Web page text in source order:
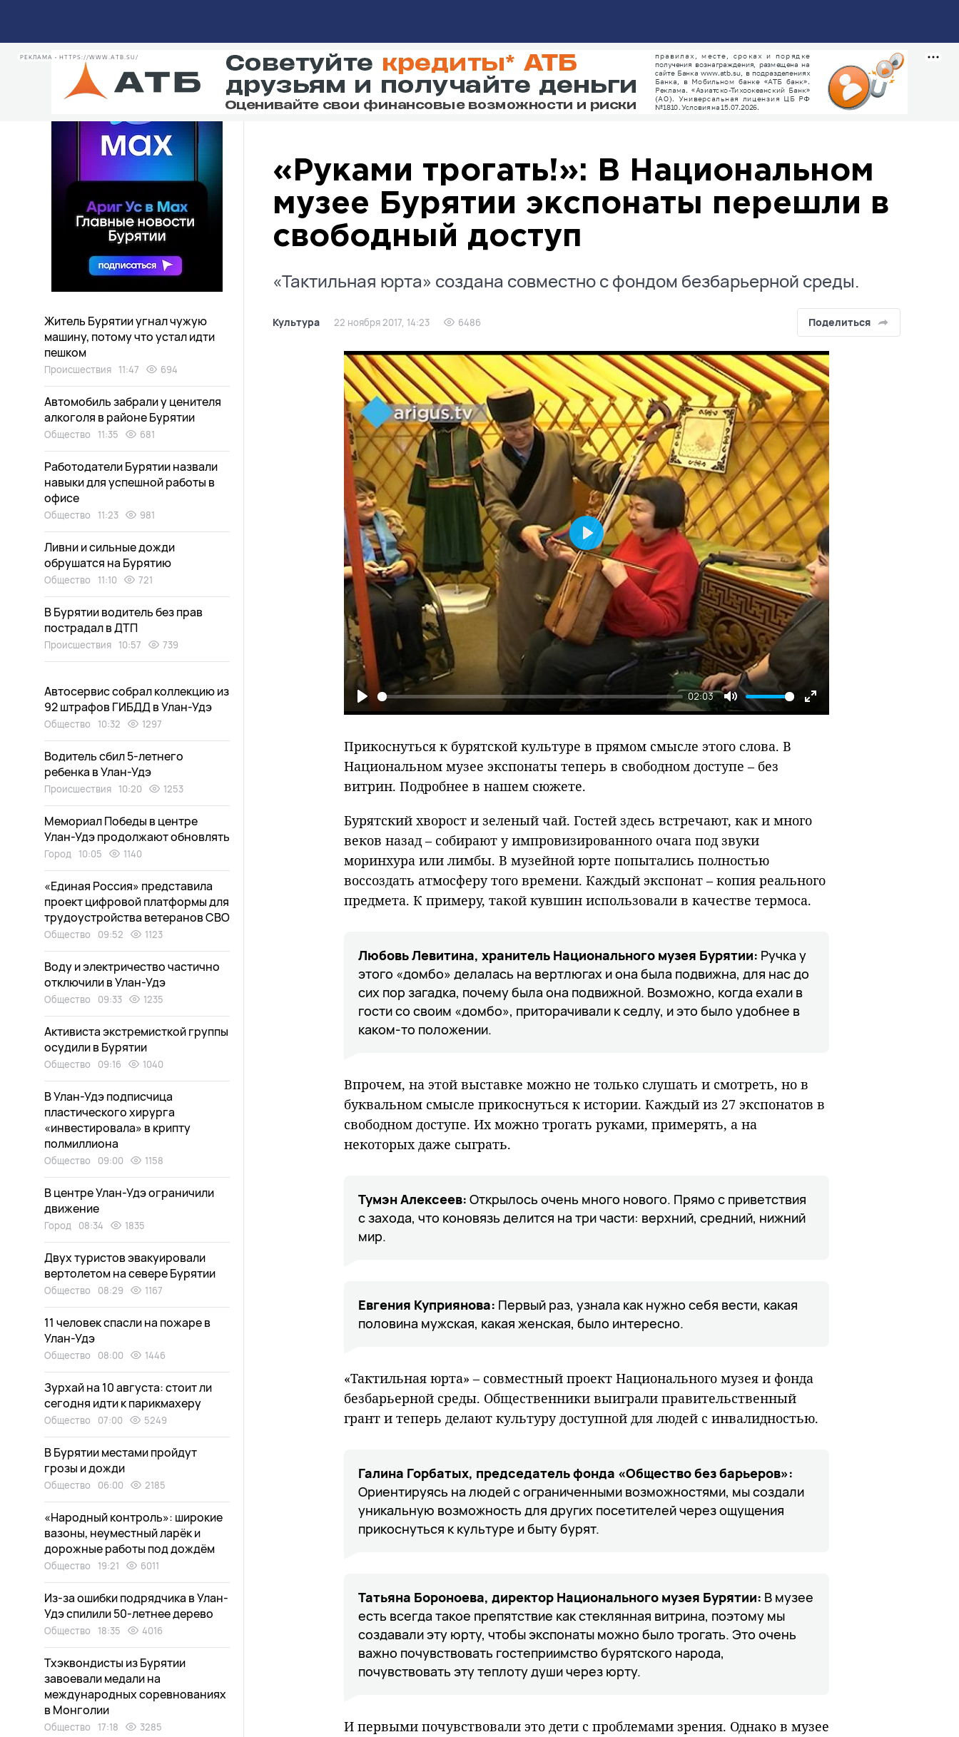
РЕКЛАМА • HTTPS://WWW.ATB.SU/
«Руками трогать!»: В Национальном
музее Бурятии экспонаты перешли в
свободный доступ
«Тактильная юрта» создана совместно с фондом безбарьерной среды.
Культура 22 ноября 2017, 14:23 6486 Поделиться
Play
02:03
Mute
Enter
Play
Прикоснуться к бурятской культуре в прямом смысле этого слова. В
Национальном музее экспонаты теперь в свободном доступе – без
витрин. Подробнее в нашем сюжете.
Бурятский хворост и зеленый чай. Гостей здесь встречают, как и много
веков назад – собирают у импровизированного очага под звуки
моринхура или лимбы. В музейной юрте попытались полностью
воссоздать атмосферу того времени. Каждый экспонат – копия реального
предмета. К примеру, такой кувшин использовали в качестве термоса.
Любовь Левитина, хранитель Национального музея Бурятии: Ручка у
этого «домбо» делалась на вертлюгах и она была подвижна, для нас до
сих пор загадка, почему была она подвижной. Возможно, когда ехали в
гости со своим «домбо», приторачивали к седлу, и это было удобнее в
каком-то положении.
Впрочем, на этой выставке можно не только слушать и смотреть, но в
буквальном смысле прикоснуться к истории. Каждый из 27 экспонатов в
свободном доступе. Их можно трогать руками, примерять, а на
некоторых даже сыграть.
Тумэн Алексеев: Открылось очень много нового. Прямо с приветствия
с захода, что коновязь делится на три части: верхний, средний, нижний
мир.
Евгения Куприянова: Первый раз, узнала как нужно себя вести, какая
половина мужская, какая женская, было интересно.
«Тактильная юрта» – совместный проект Национального музея и фонда
безбарьерной среды. Общественники выиграли правительственный
грант и теперь делают культуру доступной для людей с инвалидностью.
Галина Горбатых, председатель фонда «Общество без барьеров»:
Ориентируясь на людей с ограниченными возможностями, мы создали
уникальную возможность для других посетителей через ощущения
прикоснуться к культуре и быту бурят.
Татьяна Бороноева, директор Национального музея Бурятии: В музее
есть всегда такое препятствие как стеклянная витрина, поэтому мы
создавали эту юрту, чтобы экспонаты можно было трогать. Это очень
важно почувствовать гостеприимство бурятского народа,
почувствовать эту теплоту души через юрту.
И первыми почувствовали это дети с проблемами зрения. Однако в музее
Житель Бурятии угнал чужую
машину, потому что устал идти
пешком
Происшествия 11:47 694
Автомобиль забрали у ценителя
алкоголя в районе Бурятии
Общество 11:35 681
Работодатели Бурятии назвали
навыки для успешной работы в
офисе
Общество 11:23 981
Ливни и сильные дожди
обрушатся на Бурятию
Общество 11:10 721
В Бурятии водитель без прав
пострадал в ДТП
Происшествия 10:57 739
Автосервис собрал коллекцию из
92 штрафов ГИБДД в Улан-Удэ
Общество 10:32 1297
Водитель сбил 5-летнего
ребенка в Улан-Удэ
Происшествия 10:20 1253
Мемориал Победы в центре
Улан-Удэ продолжают обновлять
Город 10:05 1140
«Единая Россия» представила
проект цифровой платформы для
трудоустройства ветеранов СВО
Общество 09:52 1123
Воду и электричество частично
отключили в Улан-Удэ
Общество 09:33 1235
Активиста экстремисткой группы
осудили в Бурятии
Общество 09:16 1040
В Улан-Удэ подписчица
пластического хирурга
«инвестировала» в крипту
полмиллиона
Общество 09:00 1158
В центре Улан-Удэ ограничили
движение
Город 08:34 1835
Двух туристов эвакуировали
вертолетом на севере Бурятии
Общество 08:29 1167
11 человек спасли на пожаре в
Улан-Удэ
Общество 08:00 1446
Зурхай на 10 августа: стоит ли
сегодня идти к парикмахеру
Общество 07:00 5249
В Бурятии местами пройдут
грозы и дожди
Общество 06:00 2185
«Народный контроль»: широкие
вазоны, неуместный ларёк и
дорожные работы под дождём
Общество 19:21 6011
Из-за ошибки подрядчика в Улан-
Удэ спилили 50-летнее дерево
Общество 18:35 4016
Тхэквондисты из Бурятии
завоевали медали на
международных соревнованиях
в Монголии
Общество 17:18 3285